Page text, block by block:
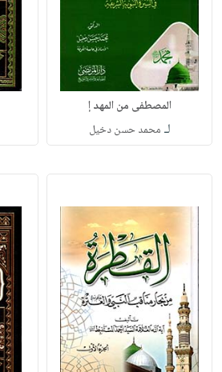
المصطفى من المهد إ
لـ محمد حسن دخيل